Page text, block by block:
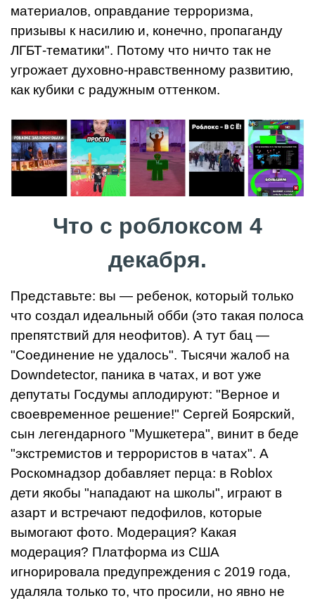
материалов, оправдание терроризма,
призывы к насилию и, конечно, пропаганду
ЛГБТ-тематики". Потому что ничто так не
угрожает духовно-нравственному развитию,
как кубики с радужным оттенком.
Что с роблоксом 4
декабря.
Представьте: вы — ребенок, который только
что создал идеальный обби (это такая полоса
препятствий для неофитов). А тут бац —
"Соединение не удалось". Тысячи жалоб на
Downdetector, паника в чатах, и вот уже
депутаты Госдумы аплодируют: "Верное и
своевременное решение!" Сергей Боярский,
сын легендарного "Мушкетера", винит в беде
"экстремистов и террористов в чатах". А
Роскомнадзор добавляет перца: в Roblox
дети якобы "нападают на школы", играют в
азарт и встречают педофилов, которые
вымогают фото. Модерация? Какая
модерация? Платформа из США
игнорировала предупреждения с 2019 года,
удаляла только то, что просили, но явно не